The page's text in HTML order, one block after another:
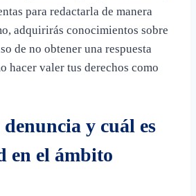
para redactarla de manera
adquirirás conocimientos sobre
de no obtener una respuesta
hacer valer tus derechos como
denuncia y cuál es
en el ámbito